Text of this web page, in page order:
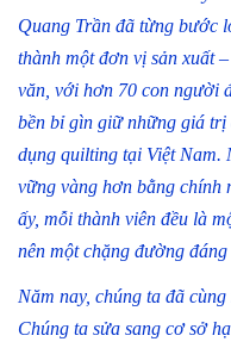
Quang Trần đã từng bước
thành một đơn vị sản xuất
văn, với hơn 70 con người
bền bỉ gìn giữ những giá trị
dụng quilting tại Việt Nam.
vững vàng hơn bằng chính
ấy, mỗi thành viên đều là
nên một chặng đường
Năm nay, chúng ta đã
Chúng ta sửa sang cơ sở